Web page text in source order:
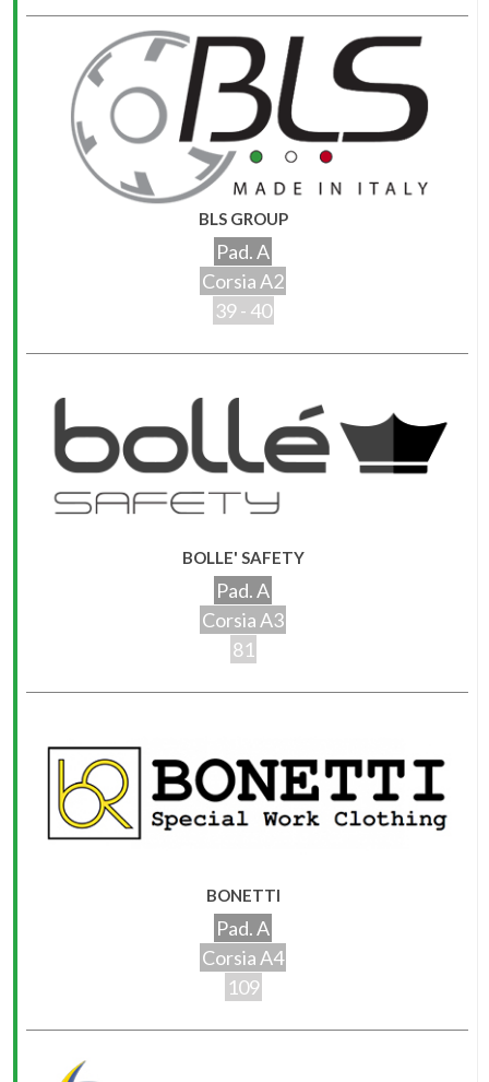
BLS GROUP
Pad. A
Corsia A2
39 - 40
BOLLE' SAFETY
Pad. A
Corsia A3
81
BONETTI
Pad. A
Corsia A4
109